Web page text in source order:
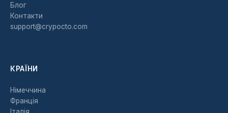
Блог
Контакти
support@crypocto.com
КРАЇНИ
Німеччина
Франція